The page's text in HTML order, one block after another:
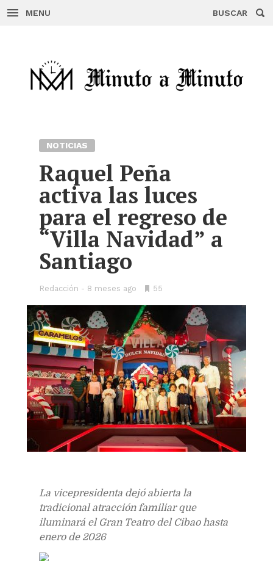
MENU BUSCAR
NOTICIAS
Raquel Peña
activa las luces
para el regreso de
“Villa Navidad” a
Santiago
Redacción 8 meses ago
•55
La vicepresidenta dejó abierta la
tradicional atracción familiar que
iluminará el Gran Teatro del Cibao hasta
enero de 2026